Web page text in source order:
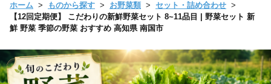
ホーム ものから探す お野菜類
セット・詰め合わせ
【12回定期便】 こだわりの新鮮野菜セット 8~11品目 | 野菜セット 新
鮮 野菜 季節の野菜 おすすめ 高知県 南国市